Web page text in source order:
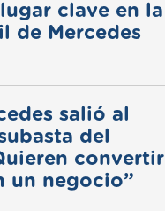
clave en la
de Mercedes
salió al
del
convertir
un negocio”